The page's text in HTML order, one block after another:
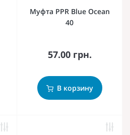
Муфта PPR Blue Ocean
40
57.00 грн.
В корзину